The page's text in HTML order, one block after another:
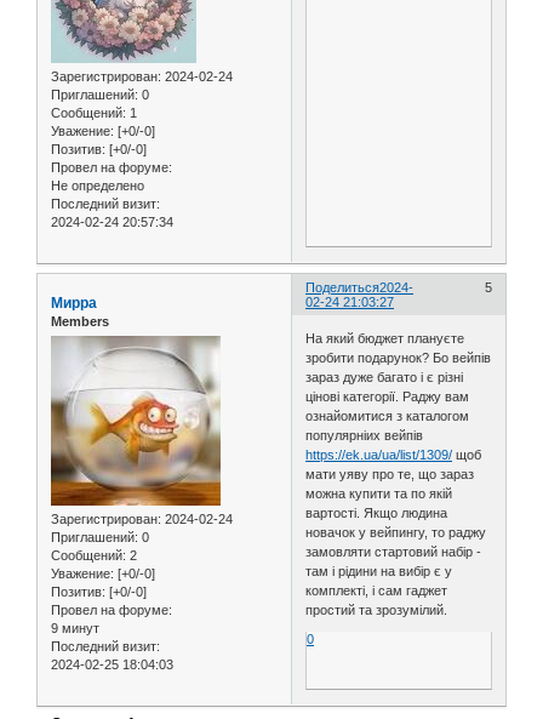
Зарегистрирован: 2024-02-24
Приглашений: 0
Сообщений: 1
Уважение: [+0/-0]
Позитив: [+0/-0]
Провел на форуме:
Не определено
Последний визит:
2024-02-24 20:57:34
Поделиться 5
2024-
02-24 21:03:27
Мирра
Members
Зарегистрирован: 2024-02-24
Приглашений: 0
Сообщений: 2
Уважение: [+0/-0]
Позитив: [+0/-0]
Провел на форуме:
9 минут
Последний визит:
2024-02-25 18:04:03
На який бюджет плануєте
зробити подарунок? Бо вейпів
зараз дуже багато і є різні
цінові категорії. Раджу вам
ознайомитися з каталогом
популярніих вейпів
https://ek.ua/ua/list/1309/ щоб
мати уяву про те, що зараз
можна купити та по якій
вартості. Якщо людина
новачок у вейпингу, то раджу
замовляти стартовий набір -
там і рідини на вибір є у
комплекті, і сам гаджет
простий та зрозумілий.
0